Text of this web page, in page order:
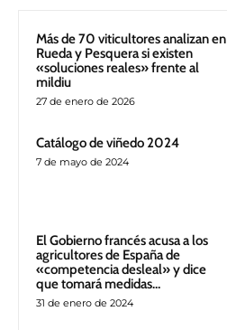
Más de 70 viticultores analizan en
Rueda y Pesquera si existen
«soluciones reales» frente al
mildiu
27 de enero de 2026
Catálogo de viñedo 2024
7 de mayo de 2024
El Gobierno francés acusa a los
agricultores de España de
«competencia desleal» y dice
que tomará medidas…
31 de enero de 2024